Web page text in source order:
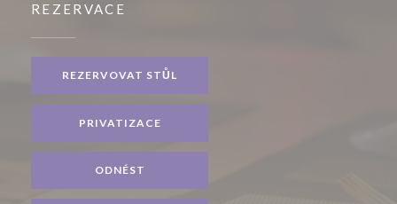
REZERVACE
REZERVOVAT STŮL
PRIVATIZACE
ODNÉST